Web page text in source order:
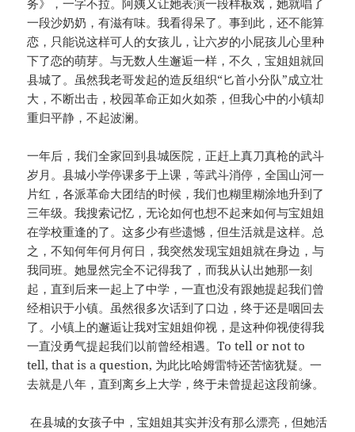
务》，一字不拉。阿姨又让她表演一段样板戏，她就唱了
一段沙奶奶，有滋有味。我看得呆了。事到此，还不能算
恋，只能说这样可人的女孩儿，让六岁的小屁孩儿心里种
下了恋的萌芽。与无数人生邂逅一样，不久，宝姐姐就回
县城了。虽然我老哥发起的造反组织“匕首小分队”成立壮
大，不断出击，校园革命正如火如荼，但我心中的小镇却
重归平静，不起波澜。
一年后，我们全家回到县城医院，正赶上真刀真枪的武斗
岁月。县城小学停课多于上课，等武斗消停，全国山河一
片红，各派革命大团结的时候，我们也糊里糊涂地升到了
三年级。我搜索记忆，无论如何也想不起来如何与宝姐姐
在学校重逢的了。这多少有些遗憾，但生活就是这样。总
之，不知何年何月何日，我突然发现宝姐姐就在身边，与
我同班。她显然完全不记得我了，而我从认出她那一刻
起，直到后来一起上了中学，一直也没有跟她提起我们曾
经相识于小镇。虽然很多次话到了口边，终于还是咽回去
了。小镇上的邂逅让我对宝姐姐仰视，是这种仰视使得我
一直没勇气提起我们以前曾经相遇。To tell or not to
tell, that is a question, 为此比哈姆雷特还苦恼犹疑。一
去就是八年，直到离乡上大学，终于未曾提起这段前缘。
在县城的女孩子中，宝姐姐其实并没有那么漂亮，但她活